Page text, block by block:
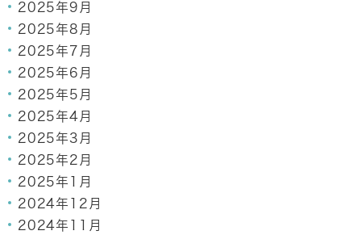
2025年9月
2025年8月
2025年7月
2025年6月
2025年5月
2025年4月
2025年3月
2025年2月
2025年1月
2024年12月
2024年11月